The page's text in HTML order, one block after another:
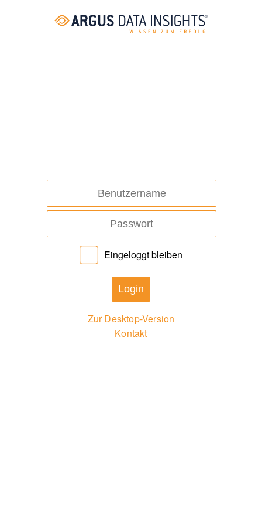
Eingeloggt bleiben
Login
Zur Desktop-Version
Kontakt